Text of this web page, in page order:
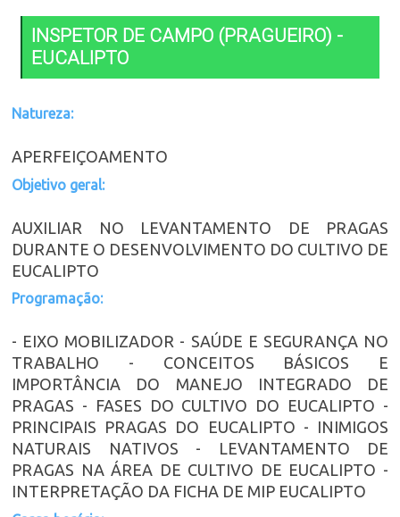
INSPETOR DE CAMPO (PRAGUEIRO) -
EUCALIPTO
Natureza:
APERFEIÇOAMENTO
Objetivo geral:
AUXILIAR NO LEVANTAMENTO DE PRAGAS
DURANTE O DESENVOLVIMENTO DO CULTIVO DE
EUCALIPTO
Programação:
- EIXO MOBILIZADOR - SAÚDE E SEGURANÇA NO
TRABALHO - CONCEITOS BÁSICOS E
IMPORTÂNCIA DO MANEJO INTEGRADO DE
PRAGAS - FASES DO CULTIVO DO EUCALIPTO -
PRINCIPAIS PRAGAS DO EUCALIPTO - INIMIGOS
NATURAIS NATIVOS - LEVANTAMENTO DE
PRAGAS NA ÁREA DE CULTIVO DE EUCALIPTO -
INTERPRETAÇÃO DA FICHA DE MIP EUCALIPTO